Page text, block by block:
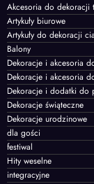
Akcesoria do dekoracji
Artykuły biurowe
Artykuły do dekoracji
Balony
Dekoracje i akcesoria
Dekoracje i akcesoria
Dekoracje i dodatki do
Dekoracje świąteczne
Dekoracje urodzinowe
dla gości
festiwal
Hity weselne
integracyjne